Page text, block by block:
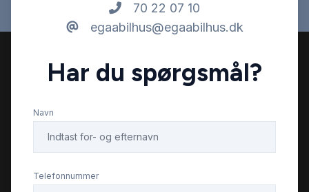
70 22 07 10
egaabilhus@egaabilhus.dk
Har du spørgsmål?
Navn
Telefonnummer